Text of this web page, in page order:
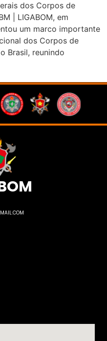
dos Corpos de
| LIGABOM, em
um marco importante
dos Corpos de
Brasil, reunindo